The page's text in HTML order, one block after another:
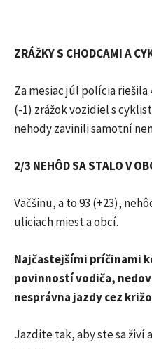
ZRÁŽKY S CHODCAMI A
Za mesiac júl polícia riešila
(-1) zrážok vozidiel s
nehody zavinili samotní
2/3 NEHÔD SA STALO V
Väčšinu, a to 93 (+23),
uliciach miest a obcí.
Najčastejšími príčinami
povinností vodiča,
nesprávna jazdy cez
Jazdite tak, aby ste sa živí